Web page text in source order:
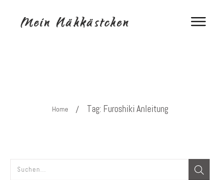
Home / Tag: Furoshiki Anleitung